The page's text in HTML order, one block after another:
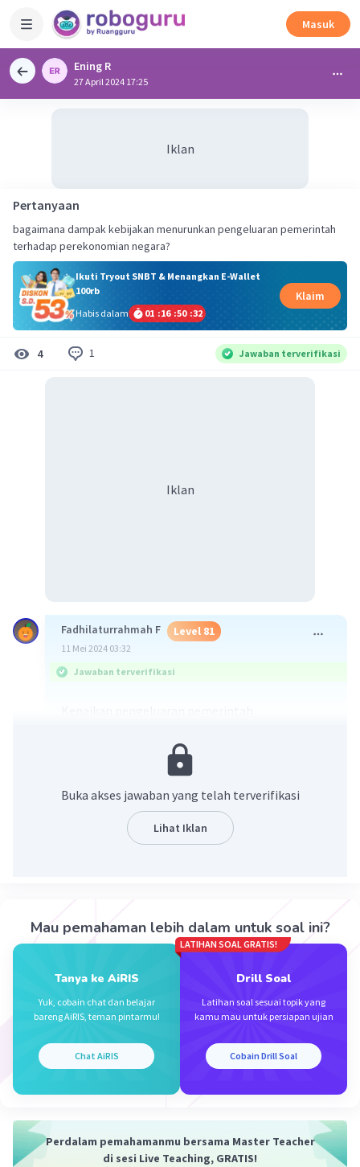
Masuk
Ening R
27 April 2024 17:25
Iklan
Pertanyaan
bagaimana dampak kebijakan menurunkan pengeluaran pemerintah
terhadap perekonomian negara?
Ikuti Tryout SNBT & Menangkan E-Wallet
100rb
Habis dalam
01 :16 :50 :32
Klaim
4 1 Jawaban terverifikasi
Iklan
Fadhilaturrahmah F Level 81
11 Mei 2024 03:32
Jawaban terverifikasi
peningkatan pajak menyebabkan peningkatan
inflasi. Studi ini juga menunjukkan tidak adanya
diskresi kebijaksan fikal yang dilakukan oleh
pemerintah.
Semakin besar pengeluaran pemerintah maka
semakin tinggi pertumbuhan ekonomi,
Iklan
Buka akses jawaban yang telah terverifikasi
Lihat Iklan
Mau pemahaman lebih dalam untuk soal ini?
Tanya ke AiRIS
Yuk, cobain chat dan belajar
bareng AiRIS, teman pintarmu!
Chat AiRIS
LATIHAN SOAL GRATIS!
Drill Soal
Latihan soal sesuai topik yang
kamu mau untuk persiapan ujian
Cobain Drill Soal
Perdalam pemahamanmu bersama Master Teacher
di sesi Live Teaching, GRATIS!